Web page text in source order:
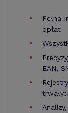
Pełna
opłat
EAN,